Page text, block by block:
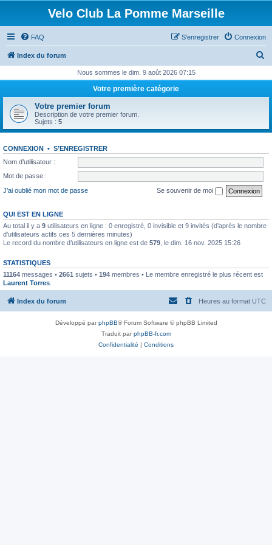
Velo Club La Pomme Marseille
FAQ Connexion
S’enregistrer
Index du forum
h
r
Nous sommes le dim. 9 août 2026 07:15
Votre première catégorie
Votre premier forum
Description de votre premier forum.
Sujets : 5
CONNEXION • S’ENREGISTRER
Nom d’utilisateur :
Mot de passe :
J’ai oublié mon mot de passe
Se souvenir de moi
QUI EST EN LIGNE
Au total il y a 9 utilisateurs en ligne : 0 enregistré, 0 invisible et 9 invités (d’après le nombre
d’utilisateurs actifs ces 5 dernières minutes)
Le record du nombre d’utilisateurs en ligne est de 579 , le dim. 16 nov. 2025 15:26
STATISTIQUES
11164 messages • 2661 sujets • 194 membres • Le membre enregistré le plus récent est
Laurent Torres
Index du forum Heures au format UTC
Développé parphpBB® Forum Software © phpBB Limited
Traduit parphpBB-fr.com
Confidentialité | Conditions